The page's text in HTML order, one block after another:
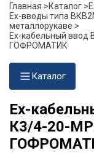
Главная >Каталог >
Ex-вводы типа
металлорукаве >
Ех-кабельный ввод
ГОФРОМАТИК
Каталог
Ех-
К3/4-20-